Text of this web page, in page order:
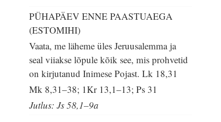
PÜHAPÄEV ENNE PAASTUAEGA
(ESTOMIHI)
Vaata, me läheme üles Jeruusalemma ja
seal viiakse lõpule kõik see, mis prohvetid
on kirjutanud Inimese Pojast.Lk 18,31
Mk 8,31–38; 1Kr 13,1–13; Ps 31
Jutlus: Js 58,1–9a